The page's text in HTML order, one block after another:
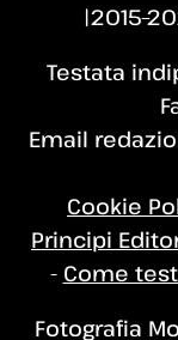
Testata
Email
Cookie
Principi
- Come
Fotografia